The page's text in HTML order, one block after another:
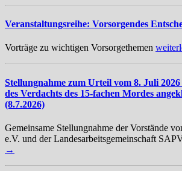
Veranstaltungsreihe: Vorsorgendes
Vorträge zu wichtigen Vorsorgethemen
Stellungnahme zum Urteil vom 8. Juli 2026
des Verdachts des 15-fachen Mordes
(8.7.2026)
Gemeinsame Stellungnahme der Vorstände
e.V. und der Landesarbeitsgemeinschaft
→